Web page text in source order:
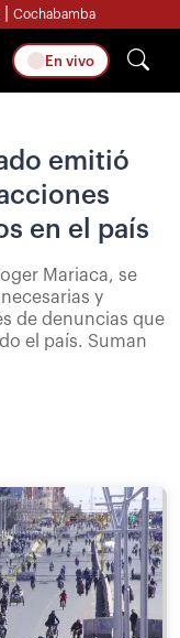
Cochabamba
En vivo
emitió
en el país
Mariaca, se
y
de denuncias que
el país. Suman